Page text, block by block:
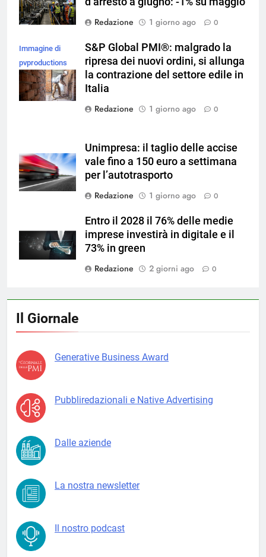
Redazione
1 giorno ago 0
Immagine di
pvproductions
su Magnific
S&P Global PMI®: malgrado la
ripresa dei nuovi ordini, si allunga
la contrazione del settore edile in
Italia
Redazione
1 giorno ago 0
Unimpresa: il taglio delle accise
vale fino a 150 euro a settimana
per l’autotrasporto
Redazione
1 giorno ago 0
Entro il 2028 il 76% delle medie
imprese investirà in digitale e il
73% in green
Redazione
2 giorni ago 0
Il Giornale
Generative Business Award
Pubbliredazionali e Native Advertising
Dalle aziende
La nostra newsletter
Il nostro podcast